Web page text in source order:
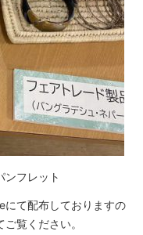
ンフレット
にて配布しておりますの
覧ください。